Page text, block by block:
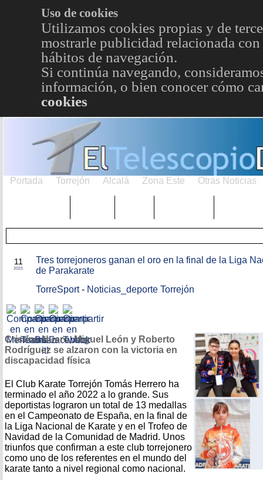
Uso de cookies
Utilizamos cookies propias y de
mostrarle publicidad relacionada
hábitos de navegación.
Si continúa navegando,
información, o bien conocer cómo
cookies
Portada Torrejón Alcalá Zona Este Otras Noticias
11
2023
Tres torrejoneros ganan el oro en la final de la Liga
de Parakarate
TorreSport- Noticias_deporte Torrejón
Cristina Nuero, Miguel León y Roberto
Rodríguez se alzaron con la victoria en
discapacidad física
El Club Karate Torrejón Tomás Herrero ha
terminado el año 2022 a lo grande. Sus
deportistas lograron un total de 13 medallas
en el Campeonato de España, en la final de
la Liga Nacional de Karate y en el Trofeo de
Navidad de la Comunidad de Madrid. Unos
triunfos que confirman a este club torrejonero
como uno de los referentes en el mundo del
karate tanto a nivel regional como nacional.